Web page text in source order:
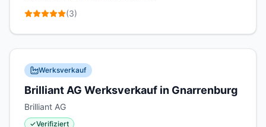
(3)
Werksverkauf
Brilliant AG Werksverkauf in Gnarrenburg
Brilliant AG
✓Verifiziert